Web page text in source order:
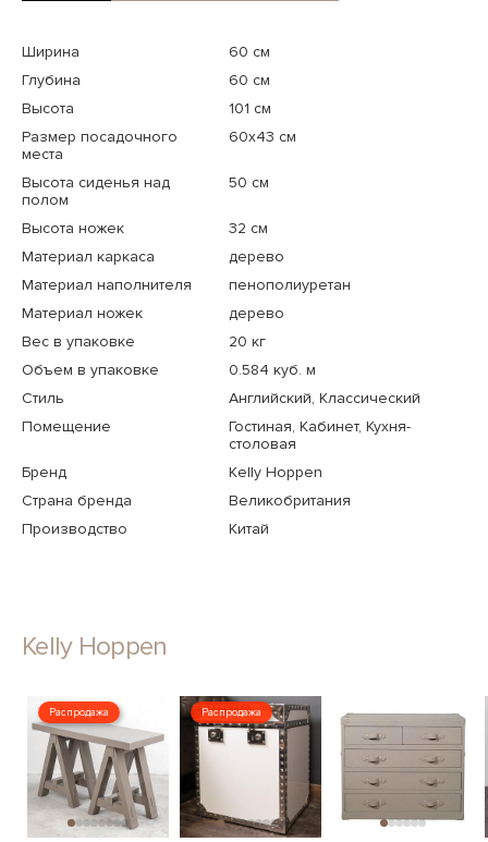
Ширина
60 см
Глубина
60 см
Высота
101 см
Размер посадочного
места
60x43 см
Высота сиденья над
полом
50 см
Высота ножек
32 см
Материал каркаса
дерево
Материал наполнителя
пенополиуретан
Материал ножек
дерево
Вес в упаковке
20 кг
Объем в упаковке
0.584 куб. м
Стиль
Английский, Классический
Помещение
Гостиная, Кабинет, Кухня-
столовая
Бренд
Kelly Hoppen
Страна бренда
Великобритания
Производство
Китай
Kelly Hoppen
Распродажа Распродажа